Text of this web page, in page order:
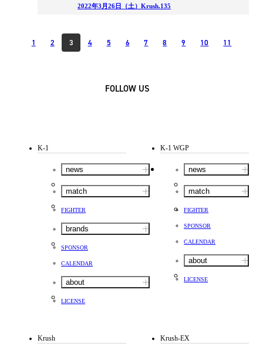
2022年3月26日（土）Krush.135
1 2 3 4 5 6 7 8 9 10 11
FOLLOW US
K-1
news
match
FIGHTER
brands
SPONSOR
CALENDAR
about
LICENSE
K-1 WGP
news
match
FIGHTER
SPONSOR
CALENDAR
about
LICENSE
Krush Krush-EX